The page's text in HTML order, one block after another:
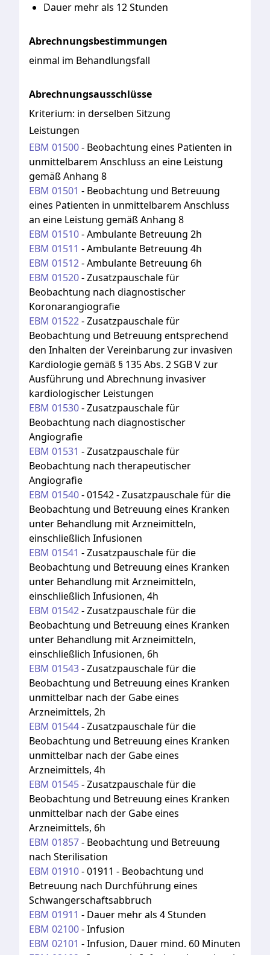
Dauer mehr als 12 Stunden
Abrechnungsbestimmungen
einmal im Behandlungsfall
Abrechnungsausschlüsse
Kriterium: in derselben Sitzung
Leistungen
EBM 01500- Beobachtung eines Patienten in
unmittelbarem Anschluss an eine Leistung
gemäß Anhang 8
EBM 01501 - Beobachtung und Betreuung
eines Patienten in unmittelbarem Anschluss
an eine Leistung gemäß Anhang 8
EBM 01510-Ambulante Betreuung 2h
EBM 01511 -Ambulante Betreuung 4h
EBM 01512-Ambulante Betreuung 6h
EBM 01520-Zusatzpauschale für
Beobachtung nach diagnostischer
Koronarangiografie
EBM 01522-Zusatzpauschale für
Beobachtung und Betreuung entsprechend
den Inhalten der Vereinbarung zur invasiven
Kardiologie gemäß § 135 Abs. 2 SGB V zur
Ausführung und Abrechnung invasiver
kardiologischer Leistungen
EBM 01530-Zusatzpauschale für
Beobachtung nach diagnostischer
Angiografie
EBM 01531 -Zusatzpauschale für
Beobachtung nach therapeutischer
Angiografie
EBM 01540-01542 - Zusatzpauschale für die
Beobachtung und Betreuung eines Kranken
unter Behandlung mit Arzneimitteln,
einschließlich Infusionen
EBM 01541 -Zusatzpauschale für die
Beobachtung und Betreuung eines Kranken
unter Behandlung mit Arzneimitteln,
einschließlich Infusionen, 4h
EBM 01542-Zusatzpauschale für die
Beobachtung und Betreuung eines Kranken
unter Behandlung mit Arzneimitteln,
einschließlich Infusionen, 6h
EBM 01543-Zusatzpauschale für die
Beobachtung und Betreuung eines Kranken
unmittelbar nach der Gabe eines
Arzneimittels, 2h
EBM 01544-Zusatzpauschale für die
Beobachtung und Betreuung eines Kranken
unmittelbar nach der Gabe eines
Arzneimittels, 4h
EBM 01545-Zusatzpauschale für die
Beobachtung und Betreuung eines Kranken
unmittelbar nach der Gabe eines
Arzneimittels, 6h
EBM 01857- Beobachtung und Betreuung
nach Sterilisation
EBM 01910-01911 - Beobachtung und
Betreuung nach Durchführung eines
Schwangerschaftsabbruch
EBM 01911 - Dauer mehr als 4 Stunden
EBM 02100-Infusion
EBM 02101 -Infusion, Dauer mind. 60 Minuten